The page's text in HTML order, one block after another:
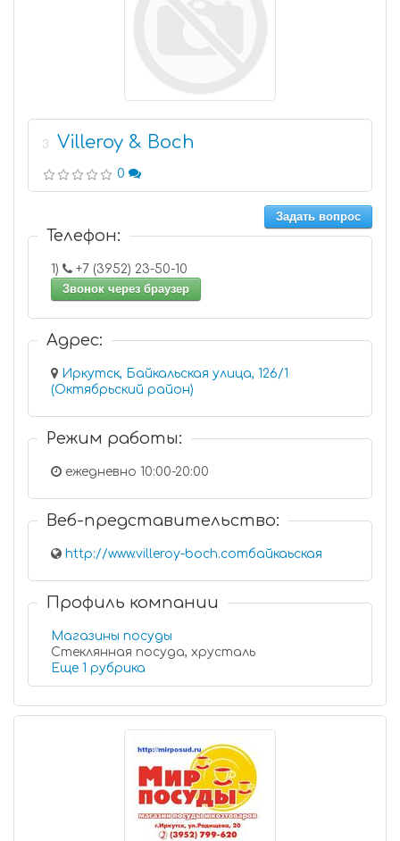
3 Villeroy & Boch
0
Задать вопрос
Телефон:
1)
+7 (3952) 23-50-10
Звонок через браузер
Адрес:
Иркутск, Байкальская улица, 126/1
(Октябрьский район)
Режим работы:
ежедневно 10:00-20:00
Веб-представительство:
http://www.villeroy-boch.comбайкаьская
Профиль компании
Магазины посуды
Стеклянная посуда, хрусталь
Еще 1 рубрика